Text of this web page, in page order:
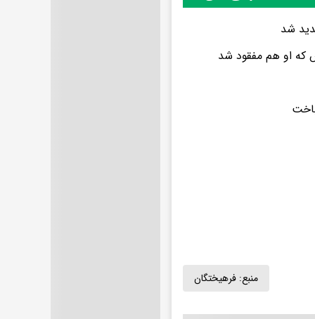
شد
که او هم مفقود شد
منبع: فرهیختگان